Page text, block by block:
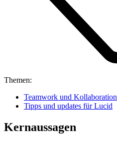
Themen:
Teamwork und Kollaboration
Tipps und updates für Lucid
Kernaussagen